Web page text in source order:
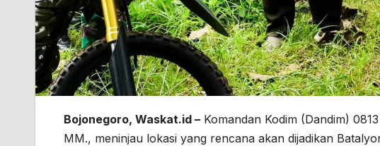
Bojonegoro, Waskat.id – Komandan Kodim (Dandim)
MM., meninjau lokasi yang rencana akan dijadikan